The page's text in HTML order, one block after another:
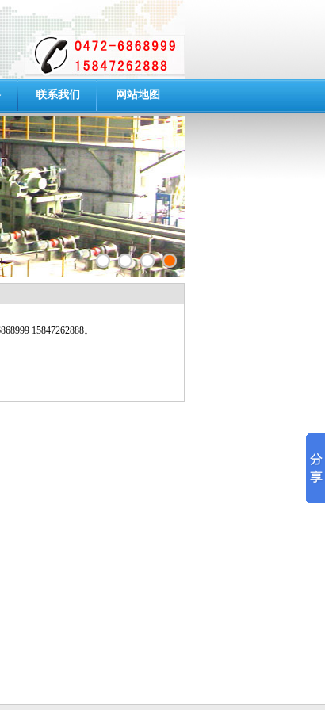
联系我们 网站地图
15847262888。